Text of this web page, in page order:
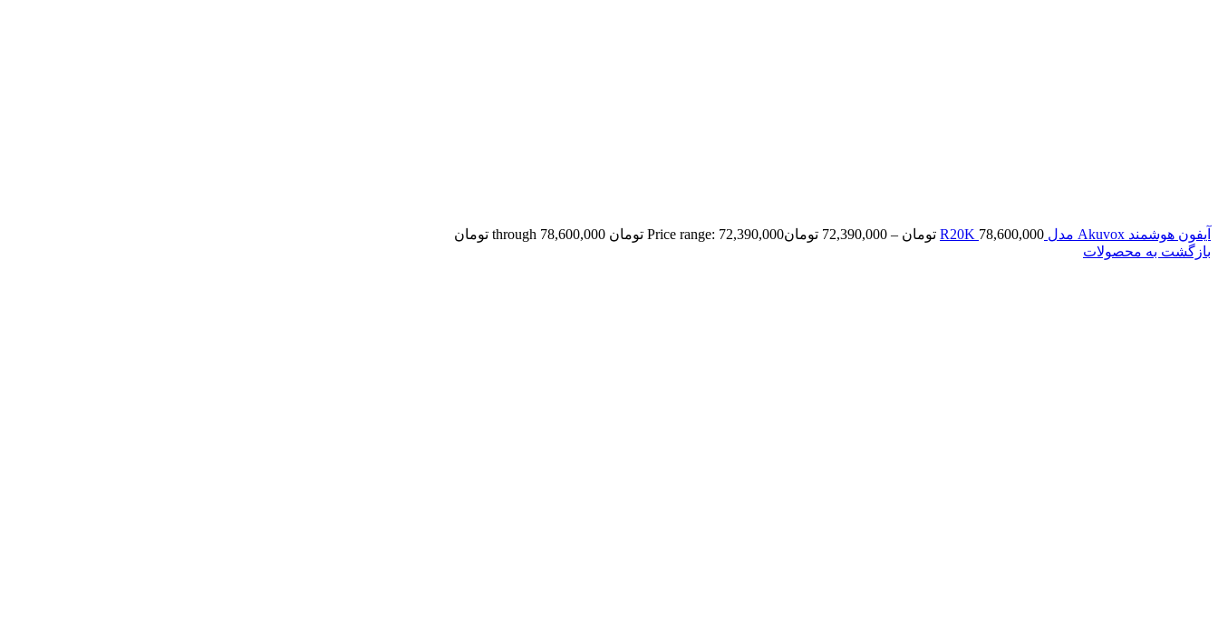
آیفون هوشمند Akuvox مدل R20K 78,600,000 تومان –
72,390,000 تومانPrice range: 72,390,000 تومان through 78,600,000 تومان
بازگشت به محصولات